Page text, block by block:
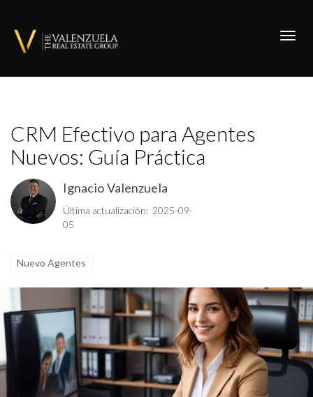
CRM Efectivo para Agentes
Nuevos: Guía Práctica
Ignacio Valenzuela
Última actualización: 2025-09-
05
Nuevo Agentes